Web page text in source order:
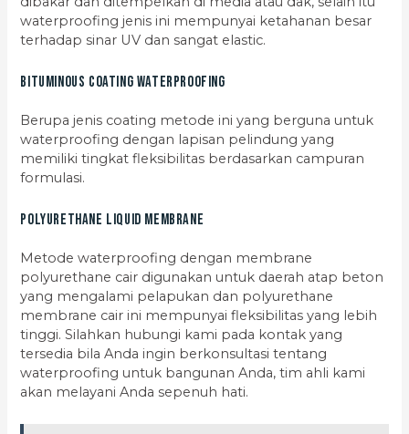
waterproofing jenis ini mempunyai ketahanan besar
terhadap sinar UV dan sangat elastic.
Bituminous Coating Waterproofing
Berupa jenis coating metode ini yang berguna untuk
waterproofing dengan lapisan pelindung yang
memiliki tingkat fleksibilitas berdasarkan campuran
formulasi.
Polyurethane Liquid Membrane
Metode waterproofing dengan membrane
polyurethane cair digunakan untuk daerah atap beton
yang mengalami pelapukan dan polyurethane
membrane cair ini mempunyai fleksibilitas yang lebih
tinggi. Silahkan hubungi kami pada kontak yang
tersedia bila Anda ingin berkonsultasi tentang
waterproofing untuk bangunan Anda, tim ahli kami
akan melayani Anda sepenuh hati.